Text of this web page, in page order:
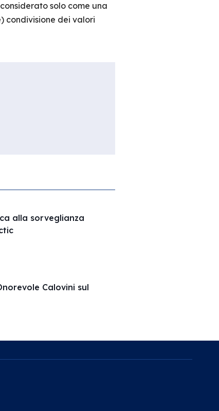
solo come una
condivisione dei valori
alla sorveglianza
Calovini sul